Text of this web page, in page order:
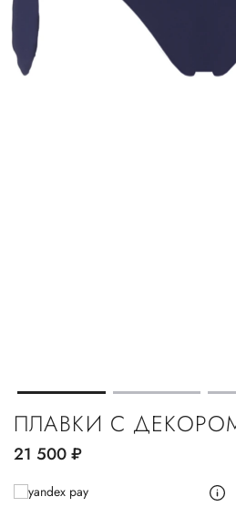
ПЛАВКИ С ДЕКОРОМ
21 500руб.